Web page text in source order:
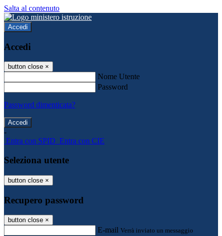
Salta al contenuto
Accedi
Accedi
button close ×
Nome Utente
Password
Password dimenticata?
-
Entra con SPID Entra con CIE
Seleziona utente
button close ×
Recupero password
button close ×
E-mail Verrà inviato un messaggio